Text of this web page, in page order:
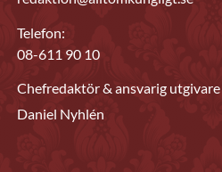
Telefon:
08-611 90 10
Chefredaktör & ansvarig utgivare
Daniel Nyhlén